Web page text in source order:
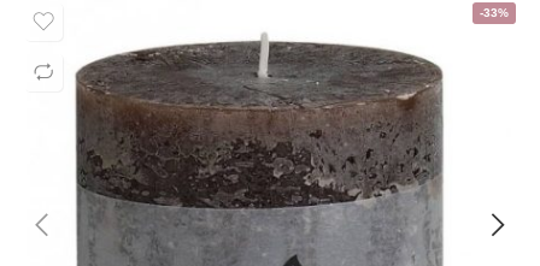
-33%